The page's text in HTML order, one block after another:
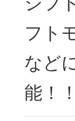
フト
など
能！！